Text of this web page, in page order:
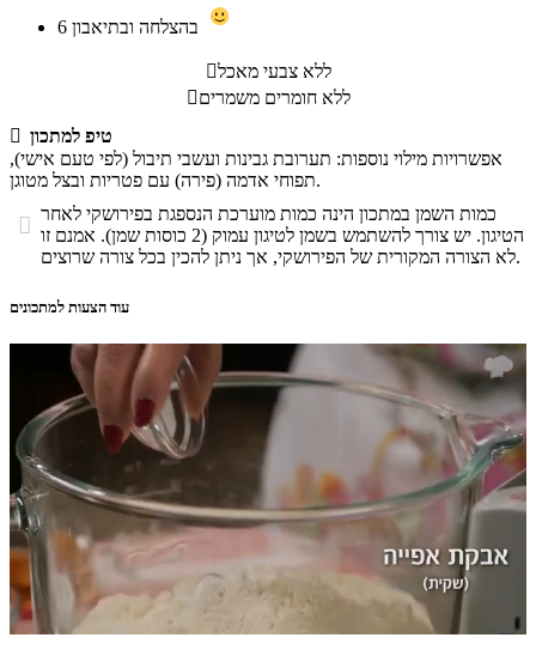
6
ללא צבעי מאכל
ללא חומרים משמרים
 טיפ למתכון
אפשרויות מילוי נוספות: תערובת גבינות ועשבי תיבול (לפי טעם אישי),
תפוחי אדמה (פירה) עם פטריות ובצל מטוגן.
 כמות השמן במתכון הינה כמות מוערכת הנספגת בפירושקי לאחר
הטיגון. יש צורך להשתמש בשמן לטיגון עמוק (2 כוסות שמן). אמנם זו
לא הצורה המקורית של הפירושקי, אך ניתן להכין בכל צורה שרוצים.
עוד הצעות למתכונים